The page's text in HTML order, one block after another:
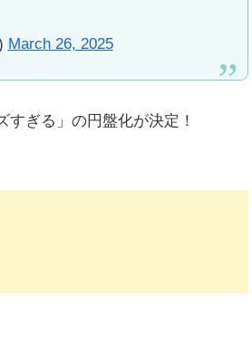
March 26, 2025
ぎる」の円盤化が決定！